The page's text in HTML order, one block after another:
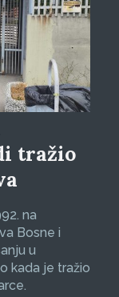
tražio
na
Bosne i
u
kada je tražio